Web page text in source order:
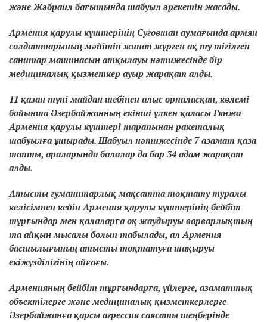
және Жәбраил бағытында шабуыл әрекетін жасады.
Армения қарулы күштерінің Суговшан аумағында армян
солдаттарының мәйітін жинап жүрген ақ ту тігілген
санитар машинасын атқылауы нәтижесінде бір
медициналық қызметкер ауыр жарақат алды.
11 қазан түні майдан шебінен алыс орналасқан, көлемі
бойынша Әзербайжанның екінші үлкен қаласы Гянжа
Армения қарулы күштері тарапынан ракеталық
шабуылға ұшырады. Шабуыл нәтижесінде 7 азамат қаза
тапты, араларында балалар да бар 34 адам жарақат
алды.
Атысты гуманитарлық мақсатта тоқтату туралы
келісімнен кейін Армения қарулы күштерінің бейбіт
тұрғындар мен қалаларға оқ жаудыруы варварлықтың
та айқын мысалы болып табылады, ал Армения
басшылығының атысты тоқтатуға шақыруы
екіжүзділігінің айғағы.
Арменияның бейбіт тұрғындарға, үйлерге, азаматтық
объектілерге және медициналық қызметкерлерге
Әзербайжанға қарсы агрессия саясаты шеңберінде